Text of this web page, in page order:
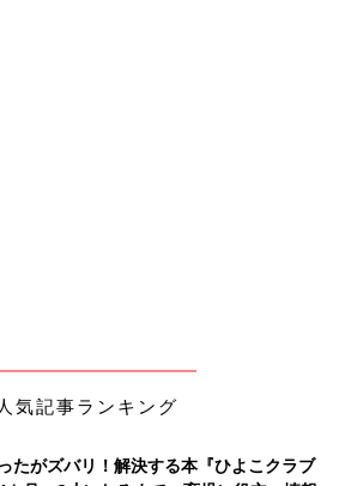
気記事ランキング
たがズバリ！解決する本『ひよこクラブ